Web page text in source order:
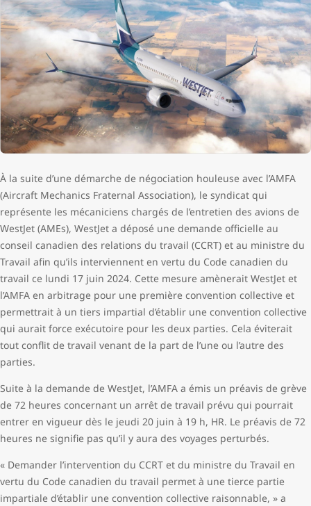
À la suite d’une démarche de négociation houleuse avec l’AMFA
(Aircraft Mechanics Fraternal Association), le syndicat qui
représente les mécaniciens chargés de l’entretien des avions de
WestJet (AMEs), WestJet a déposé une demande officielle au
conseil canadien des relations du travail (CCRT) et au ministre du
Travail afin qu’ils interviennent en vertu du Code canadien du
travail ce lundi 17 juin 2024. Cette mesure amènerait WestJet et
l’AMFA en arbitrage pour une première convention collective et
permettrait à un tiers impartial d’établir une convention collective
qui aurait force exécutoire pour les deux parties. Cela éviterait
tout conflit de travail venant de la part de l’une ou l’autre des
parties.
Suite à la demande de WestJet, l’AMFA a émis un préavis de grève
de 72 heures concernant un arrêt de travail prévu qui pourrait
entrer en vigueur dès le jeudi 20 juin à 19 h, HR. Le préavis de 72
heures ne signifie pas qu’il y aura des voyages perturbés.
« Demander l’intervention du CCRT et du ministre du Travail en
vertu du Code canadien du travail permet à une tierce partie
impartiale d’établir une convention collective raisonnable, » a